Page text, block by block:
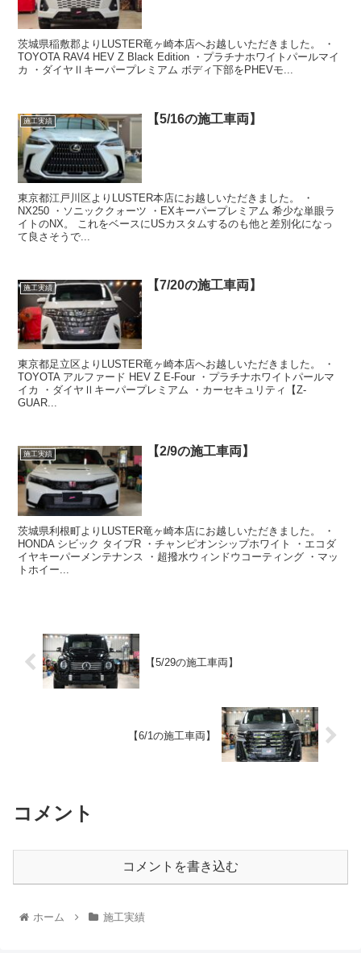
茨城県稲敷郡よりLUSTER竜ヶ崎本店へお越しいただきました。 ・
TOYOTA RAV4 HEV Z Black Edition ・プラチナホワイトパールマイ
カ ・ダイヤⅡキーパープレミアム ボディ下部をPHEVモ...
施工実績 【5/16の施工車両】
東京都江戸川区よりLUSTER本店にお越しいただきました。 ・
NX250 ・ソニッククォーツ ・EXキーパープレミアム 希少な単眼ラ
イトのNX。 これをベースにUSカスタムするのも他と差別化になっ
て良さそうで...
施工実績 【7/20の施工車両】
東京都足立区よりLUSTER竜ヶ崎本店へお越しいただきました。 ・
TOYOTA アルファード HEV Z E-Four ・プラチナホワイトパールマ
イカ ・ダイヤⅡキーパープレミアム ・カーセキュリティ【Z-
GUAR...
施工実績 【2/9の施工車両】
茨城県利根町よりLUSTER竜ヶ崎本店にお越しいただきました。 ・
HONDA シビック タイプR ・チャンピオンシップホワイト ・エコダ
イヤキーパーメンテナンス ・超撥水ウィンドウコーティング ・マッ
トホイー...
【5/29の施工車両】
【6/1の施工車両】
コメント
コメントを書き込む
ホーム 施工実績